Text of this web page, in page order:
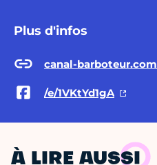
Plus d'infos
canal-barboteur.com
/e/1VKtYd1gA
À LIRE AUSSI